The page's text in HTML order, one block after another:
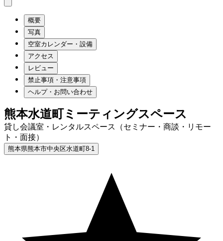
概要
写真
空室カレンダー・設備
アクセス
レビュー
禁止事項・注意事項
ヘルプ・お問い合わせ
熊本水道町ミーティングスペース
貸し会議室・レンタルスペース（セミナー・商談・リモー
ト・面接）
熊本県熊本市中央区水道町8-1